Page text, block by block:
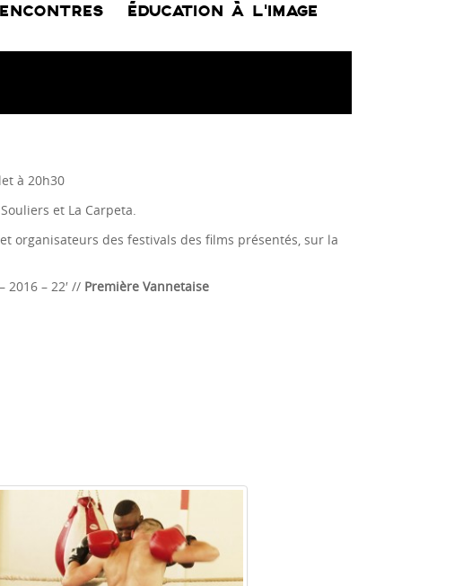
ÉDUCATION À L’IMAGE
à 20h30
et La Carpeta.
organisateurs des festivals des films présentés, sur la
2016 – 22′ // Première Vannetaise